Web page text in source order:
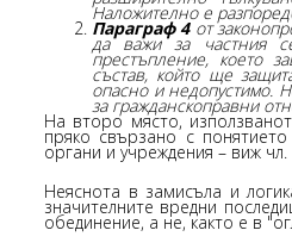
Наложително е
Параграф 4от
да важи за частния
престъпление, което
състав, който ще
опасно и недопустимо.
за гражданскоправни
На второ място,
пряко свързано с
органи и учреждения – виж
Неяснота в замисъла и
значителните вредни
обединение, а не, както е в